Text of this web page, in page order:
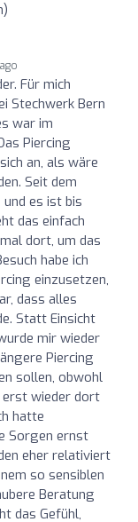
Für mich
Stechwerk Bern
war im
Piercing
an, als wäre
Seit dem
und es ist bis
das einfach
dort, um das
habe ich
einzusetzen,
dass alles
Statt Einsicht
mir wieder
Piercing
sollen, obwohl
erst wieder dort
hatte
Sorgen ernst
eher relativiert
so sensiblen
Beratung
das Gefühl,